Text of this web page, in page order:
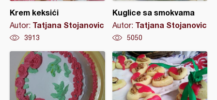
Krem keksići
Autor: Tatjana Stojanovic
3913
Kuglice sa smokvama
Autor: Tatjana Stojanovic
5050